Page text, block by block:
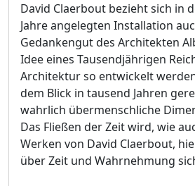
David Claerbout bezieht sich in
Jahre angelegten Installation
Gedankengut des Architekten
Idee eines Tausendjährigen
Architektur so entwickelt
dem Blick in tausend Jahren
wahrlich übermenschliche
Das Fließen der Zeit wird, wie
Werken von David Claerbout,
über Zeit und Wahrnehmung